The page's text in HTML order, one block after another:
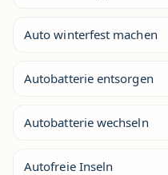
Auto winterfest machen
Autobatterie entsorgen
Autobatterie wechseln
Autofreie Inseln